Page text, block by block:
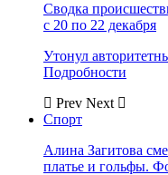
Сводка
с 20 по 22 декабря
Утонул
Подробности
Prev Next
Спорт
Алина Загитова
платье и гольфы.